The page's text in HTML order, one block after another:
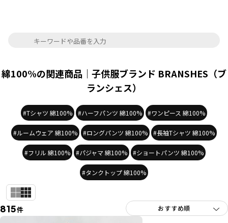
綿100%の関連商品｜子供服ブランド BRANSHES（ブ
ランシェス）
#Tシャツ 綿100% #ハーフパンツ 綿100% #ワンピース 綿100%
#ルームウェア 綿100% #ロングパンツ 綿100% #長袖Tシャツ 綿100%
#フリル 綿100% #パジャマ 綿100% #ショートパンツ 綿100%
#タンクトップ 綿100%
815件